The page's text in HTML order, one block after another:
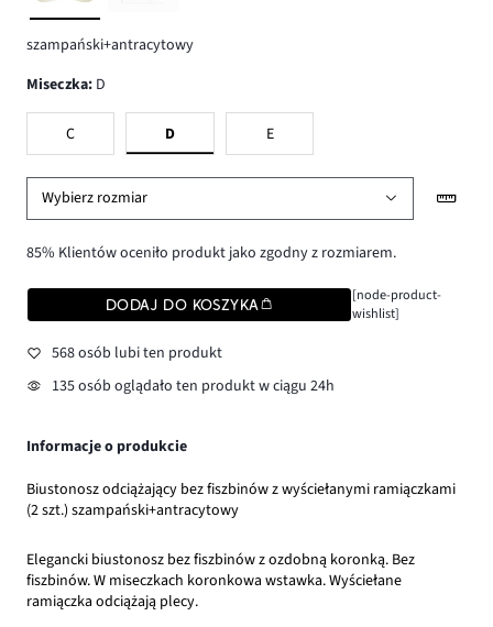
szampański+antracytowy
Miseczka: D
C D E
Wybierz rozmiar
85% Klientów oceniło produkt jako zgodny z rozmiarem.
DODAJ DO KOSZYKA
[node-product-
wishlist]
568 osób lubi ten produkt
135 osób oglądało ten produkt w ciągu 24h
Informacje o produkcie
Biustonosz odciążający bez fiszbinów z wyściełanymi ramiączkami
(2 szt.) szampański+antracytowy
Elegancki biustonosz bez fiszbinów z ozdobną koronką. Bez
fiszbinów. W miseczkach koronkowa wstawka. Wyściełane
ramiączka odciążają plecy.